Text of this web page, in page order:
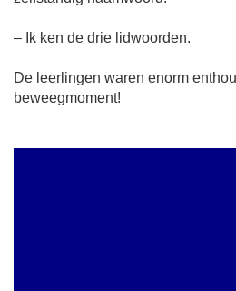
– Ik ken de drie lidwoorden.
De leerlingen waren enorm
beweegmoment!